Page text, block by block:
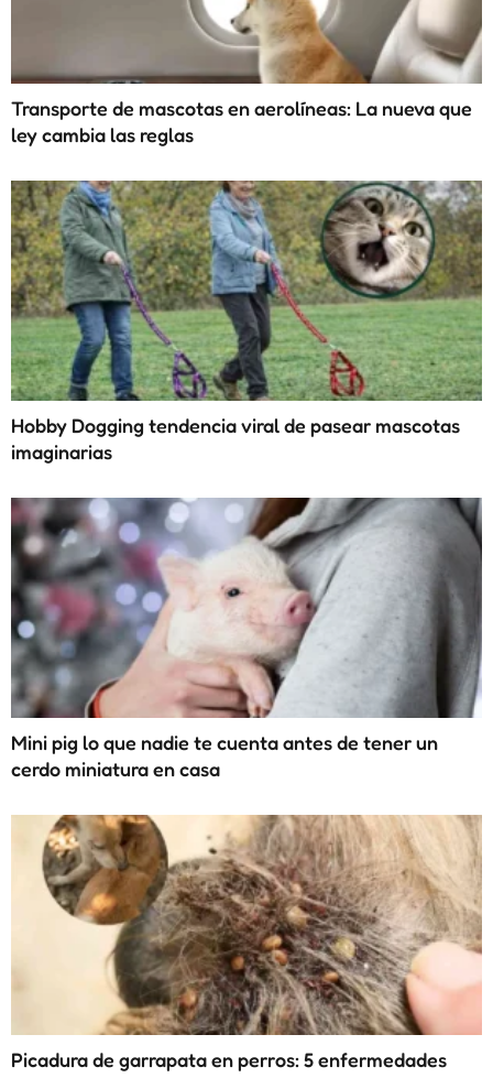
Transporte de mascotas en aerolíneas: La nueva que
ley cambia las reglas
Hobby Dogging tendencia viral de pasear mascotas
imaginarias
Mini pig lo que nadie te cuenta antes de tener un
cerdo miniatura en casa
Picadura de garrapata en perros: 5 enfermedades